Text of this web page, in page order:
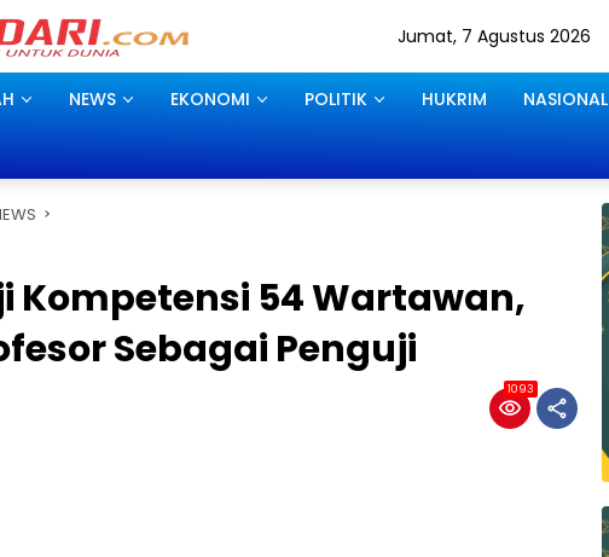
Jumat, 7 Agustus 2026
NEWS EKONOMI POLITIK HUKRIM NASIONAL
Kompetensi 54 Wartawan,
Sebagai Penguji
1093